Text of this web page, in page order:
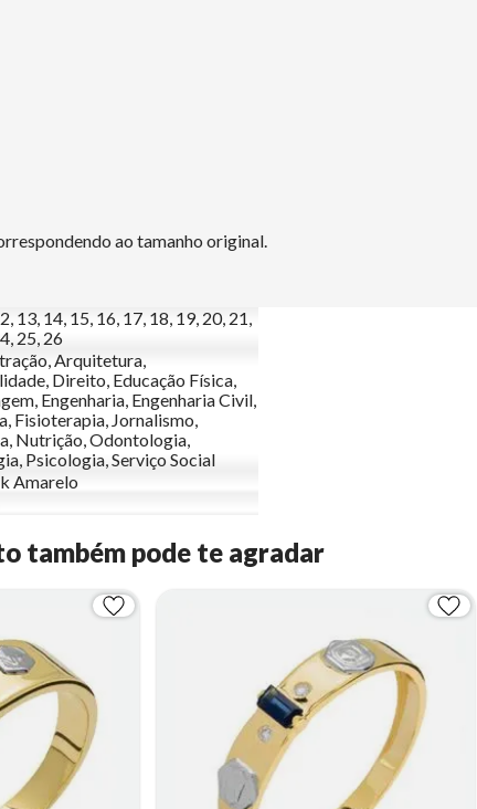
ao tamanho original.
13, 14, 15, 16, 17, 18, 19, 20, 21,
25, 26
Arquitetura,
Direito, Educação Física,
Engenharia, Engenharia Civil,
Fisioterapia, Jornalismo,
Nutrição, Odontologia,
Psicologia, Serviço Social
Amarelo
também pode te agradar